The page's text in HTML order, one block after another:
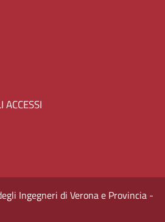
ACCESSI
Ingegneri di Verona e Provincia -